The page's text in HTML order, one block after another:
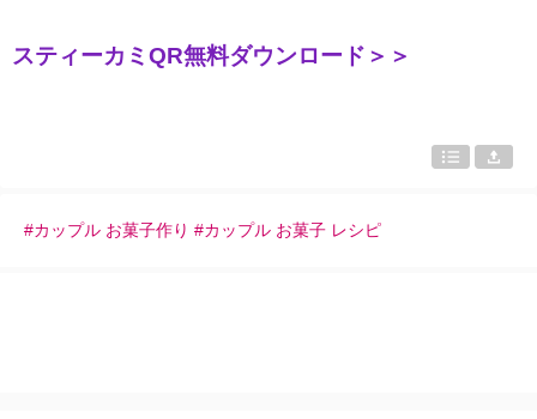
スティーカミ QR無料ダウンロード＞＞
#カップル お菓子作り #カップル お菓子 レシピ